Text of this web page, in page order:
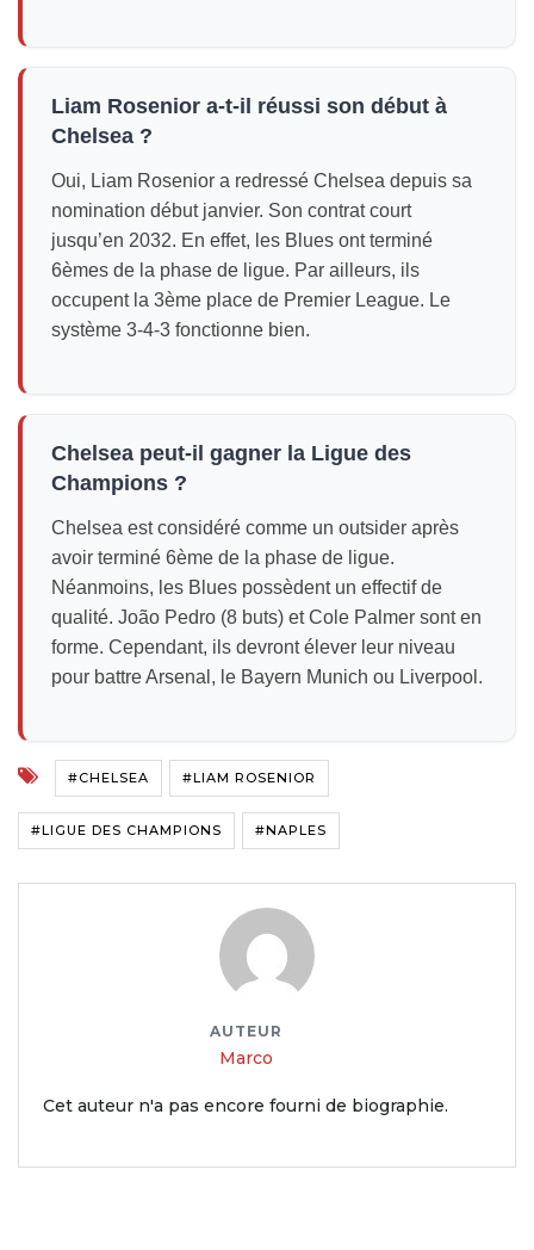
Liam Rosenior a-t-il réussi son début à
Chelsea ?
Oui, Liam Rosenior a redressé Chelsea depuis sa
nomination début janvier. Son contrat court
jusqu’en 2032. En effet, les Blues ont terminé
6èmes de la phase de ligue. Par ailleurs, ils
occupent la 3ème place de Premier League. Le
système 3-4-3 fonctionne bien.
Chelsea peut-il gagner la Ligue des
Champions ?
Chelsea est considéré comme un outsider après
avoir terminé 6ème de la phase de ligue.
Néanmoins, les Blues possèdent un effectif de
qualité. João Pedro (8 buts) et Cole Palmer sont en
forme. Cependant, ils devront élever leur niveau
pour battre Arsenal, le Bayern Munich ou Liverpool.
#CHELSEA #LIAM ROSENIOR
#LIGUE DES CHAMPIONS #NAPLES
AUTEUR
Marco
Cet auteur n'a pas encore fourni de biographie.